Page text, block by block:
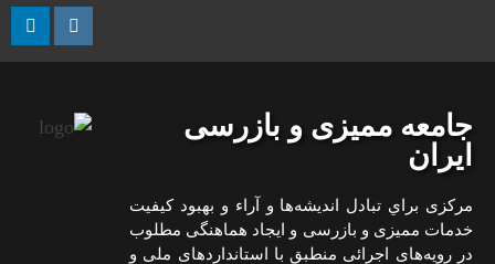
Instagram
جامعه ممیزی و بازرسی
ایران
مركزی براي تبادل انديشه‌ها و آراء و بهبود كيفيت
خدمات مميزی و بازرسی و ايجاد هماهنگی مطلوب
در رويه‌های اجرائی منطبق با استانداردهای ملی و